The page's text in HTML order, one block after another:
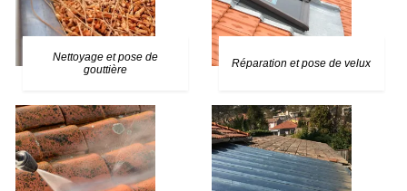
Nettoyage et pose de
gouttière
Réparation et pose de velux